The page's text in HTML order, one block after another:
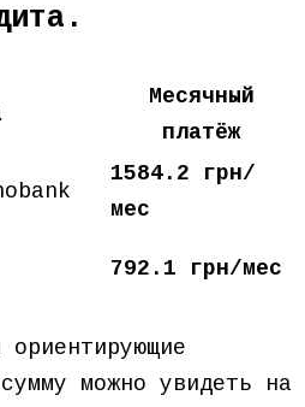
Месячный
платёж
1584.2 грн/
мес
792.1 грн/мес
можно увидеть на